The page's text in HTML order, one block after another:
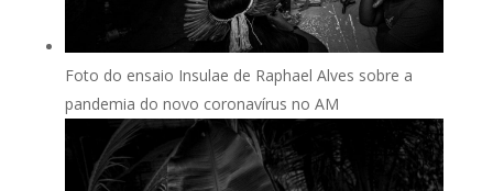
Foto do ensaio Insulae de Raphael Alves sobre a
pandemia do novo coronavírus no AM